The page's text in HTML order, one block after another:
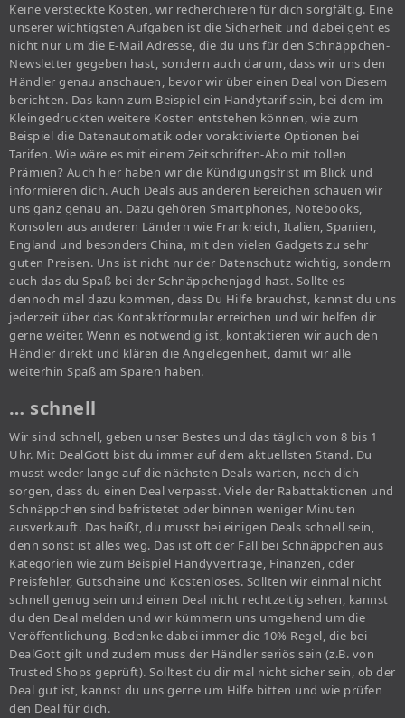
Keine versteckte Kosten, wir recherchieren für dich sorgfältig. Eine
unserer wichtigsten Aufgaben ist die Sicherheit und dabei geht es
nicht nur um die E-Mail Adresse, die du uns für den Schnäppchen-
Newsletter gegeben hast, sondern auch darum, dass wir uns den
Händler genau anschauen, bevor wir über einen Deal von Diesem
berichten. Das kann zum Beispiel ein Handytarif sein, bei dem im
Kleingedruckten weitere Kosten entstehen können, wie zum
Beispiel die Datenautomatik oder voraktivierte Optionen bei
Tarifen. Wie wäre es mit einem Zeitschriften-Abo mit tollen
Prämien? Auch hier haben wir die Kündigungsfrist im Blick und
informieren dich. Auch Deals aus anderen Bereichen schauen wir
uns ganz genau an. Dazu gehören Smartphones, Notebooks,
Konsolen aus anderen Ländern wie Frankreich, Italien, Spanien,
England und besonders China, mit den vielen Gadgets zu sehr
guten Preisen. Uns ist nicht nur der Datenschutz wichtig, sondern
auch das du Spaß bei der Schnäppchenjagd hast. Sollte es
dennoch mal dazu kommen, dass Du Hilfe brauchst, kannst du uns
jederzeit über das Kontaktformular erreichen und wir helfen dir
gerne weiter. Wenn es notwendig ist, kontaktieren wir auch den
Händler direkt und klären die Angelegenheit, damit wir alle
weiterhin Spaß am Sparen haben.
… schnell
Wir sind schnell, geben unser Bestes und das täglich von 8 bis 1
Uhr. Mit DealGott bist du immer auf dem aktuellsten Stand. Du
musst weder lange auf die nächsten Deals warten, noch dich
sorgen, dass du einen Deal verpasst. Viele der Rabattaktionen und
Schnäppchen sind befristetet oder binnen weniger Minuten
ausverkauft. Das heißt, du musst bei einigen Deals schnell sein,
denn sonst ist alles weg. Das ist oft der Fall bei Schnäppchen aus
Kategorien wie zum Beispiel Handyverträge, Finanzen, oder
Preisfehler, Gutscheine und Kostenloses. Sollten wir einmal nicht
schnell genug sein und einen Deal nicht rechtzeitig sehen, kannst
du den Deal melden und wir kümmern uns umgehend um die
Veröffentlichung. Bedenke dabei immer die 10% Regel, die bei
DealGott gilt und zudem muss der Händler seriös sein (z.B. von
Trusted Shops geprüft). Solltest du dir mal nicht sicher sein, ob der
Deal gut ist, kannst du uns gerne um Hilfe bitten und wie prüfen
den Deal für dich.